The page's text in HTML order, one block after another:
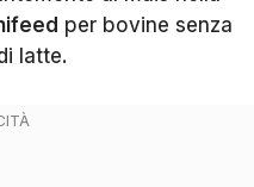
per bovine senza
latte.